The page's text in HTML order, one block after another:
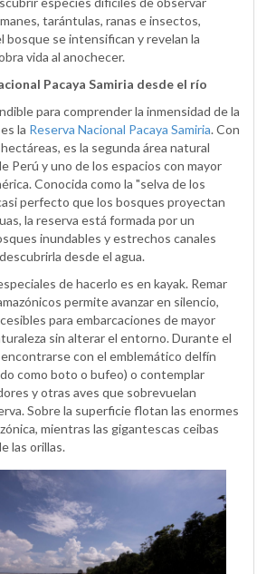
tarántulas, ranas e insectos,
bosque se intensifican y revelan la
vida al anochecer.
Pacaya Samiria desde el río
para comprender la inmensidad de la
la Reserva Nacional Pacaya Samiria. Con
es la segunda área natural
Perú y uno de los espacios con mayor
Conocida como la "selva de los
perfecto que los bosques proyectan
la reserva está formada por un
inundables y estrechos canales
desde el agua.
de hacerlo es en kayak. Remar
permite avanzar en silencio,
para embarcaciones de mayor
sin alterar el entorno. Durante el
con el emblemático delfín
como boto o bufeo) o contemplar
y otras aves que sobrevuelan
Sobre la superficie flotan las enormes
mientras las gigantescas ceibas
las orillas.